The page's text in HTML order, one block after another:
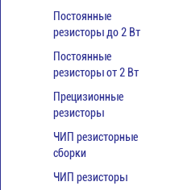
Постоянные
резисторы до 2 Вт
Постоянные
резисторы от 2 Вт
Прецизионные
резисторы
ЧИП резисторные
сборки
ЧИП резисторы